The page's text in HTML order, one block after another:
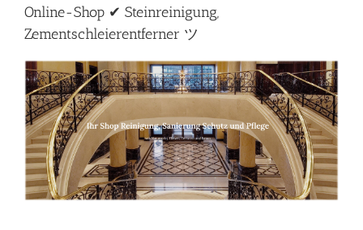
Online-Shop ✔ Steinreinigung,
Zementschleierentferner ツ